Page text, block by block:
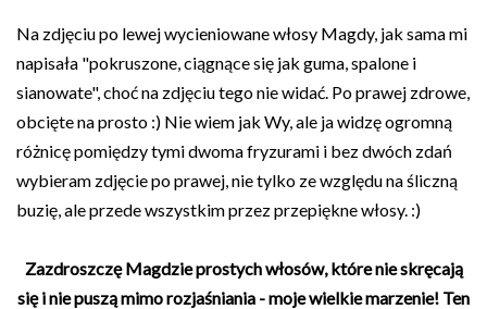
Na zdjęciu po lewej wycieniowane włosy Magdy, jak sama mi
napisała "pokruszone, ciągnące się jak guma, spalone i
sianowate", choć na zdjęciu tego nie widać. Po prawej zdrowe,
obcięte na prosto :) Nie wiem jak Wy, ale ja widzę ogromną
różnicę pomiędzy tymi dwoma fryzurami i bez dwóch zdań
wybieram zdjęcie po prawej, nie tylko ze względu na śliczną
buzię, ale przede wszystkim przez przepiękne włosy. :)
Zazdroszczę Magdzie prostych włosów, które nie skręcają
się i nie puszą mimo rozjaśniania - moje wielkie marzenie! Ten